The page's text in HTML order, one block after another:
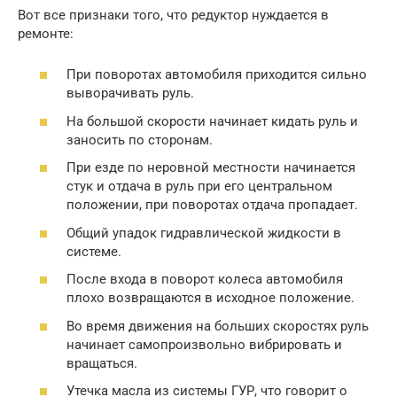
Вот все признаки того, что редуктор нуждается в
ремонте:
При поворотах автомобиля приходится сильно
выворачивать руль.
На большой скорости начинает кидать руль и
заносить по сторонам.
При езде по неровной местности начинается
стук и отдача в руль при его центральном
положении, при поворотах отдача пропадает.
Общий упадок гидравлической жидкости в
системе.
После входа в поворот колеса автомобиля
плохо возвращаются в исходное положение.
Во время движения на больших скоростях руль
начинает самопроизвольно вибрировать и
вращаться.
Утечка масла из системы ГУР, что говорит о